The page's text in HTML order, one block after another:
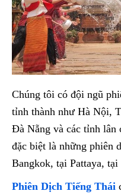
Chúng tôi có đội ngũ
tỉnh thành như Hà Nội,
Đà Nẵng và các tỉnh
đặc biệt là những phiên
Bangkok, tại Pattaya,
Phiên Dịch Tiếng Thái